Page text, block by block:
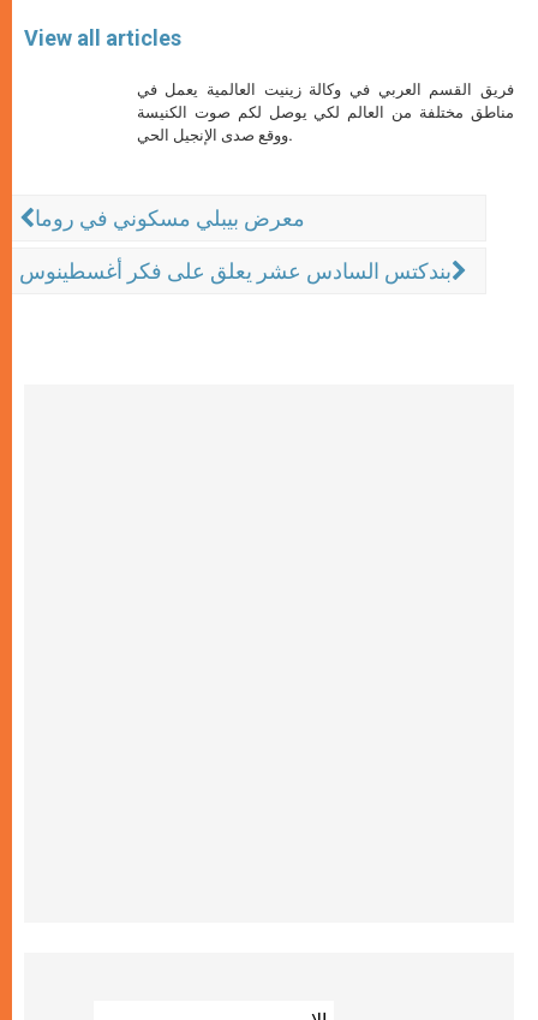
View all articles
فريق القسم العربي في وكالة زينيت العالمية يعمل في
مناطق مختلفة من العالم لكي يوصل لكم صوت الكنيسة
ووقع صدى الإنجيل الحي.
معرض بيبلي مسكوني في روما
بندكتس السادس عشر يعلق على فكر أغسطينوس